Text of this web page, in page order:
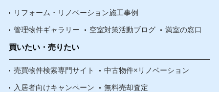
リフォーム・リノベーション施工事例
管理物件ギャラリー 空室対策活動ブログ 満室の窓口
買いたい・売りたい
売買物件検索専門サイト 中古物件×リノベーション
入居者向けキャンペーン 無料売却査定